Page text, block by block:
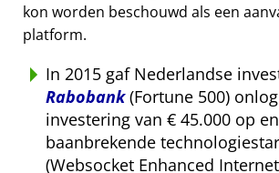
kon worden beschouwd als een
platform.
In 2015 gaf Nederlandse
Rabobank(Fortune 500)
investering van € 45.000 op
baanbrekende
(Websocket Enhanced